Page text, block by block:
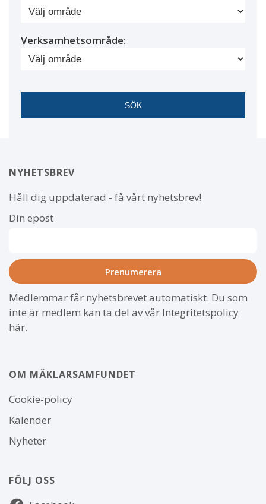
Verksamhetsområde:
NYHETSBREV
Håll dig uppdaterad - få vårt nyhetsbrev!
Din epost
Medlemmar får nyhetsbrevet automatiskt. Du som
inte är medlem kan ta del av vår Integritetspolicy
här.
OM MÄKLARSAMFUNDET
Om
webbplatsen
Cookie-policy
Kalender
Nyheter
FÖLJ OSS
Följ